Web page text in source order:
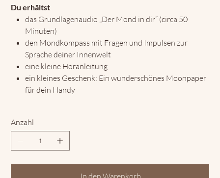
Du erhältst
das Grundlagenaudio „Der Mond in dir“ (circa 50
Minuten)
den Mondkompass mit Fragen und Impulsen zur
Sprache deiner Innenwelt
eine kleine Höranleitung
ein kleines Geschenk: Ein wunderschönes Moonpaper
für dein Handy
Anzahl